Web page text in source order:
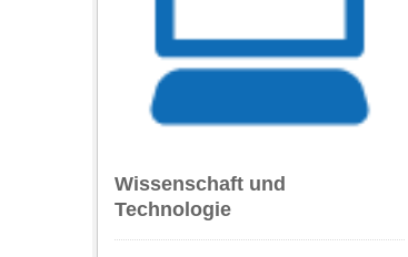
Wissenschaft und
Technologie